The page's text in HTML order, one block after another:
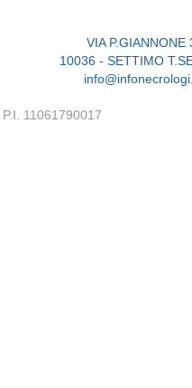
VIA P.GIANNONE
10036 - SETTIMO
11061790017